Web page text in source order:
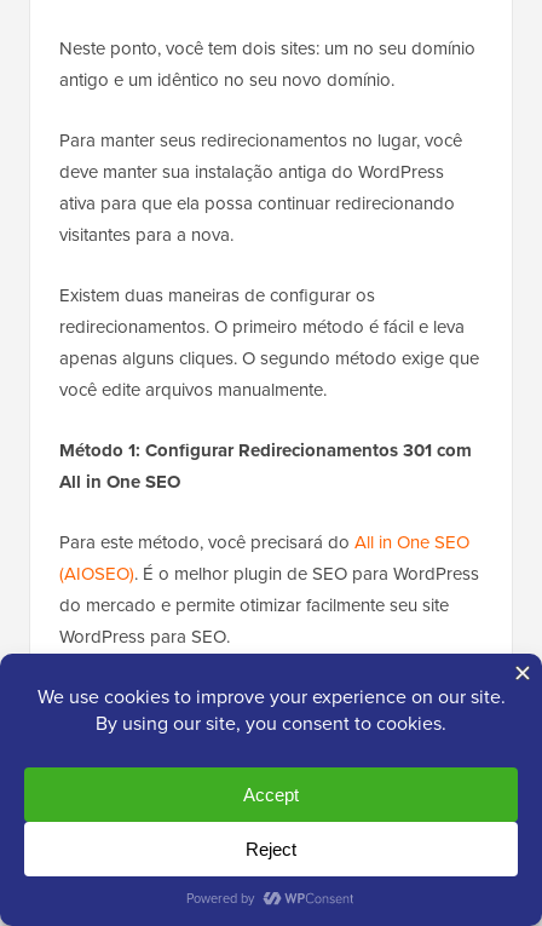
Neste ponto, você tem dois sites: um no seu domínio
antigo e um idêntico no seu novo domínio.
Para manter seus redirecionamentos no lugar, você
deve manter sua instalação antiga do WordPress
ativa para que ela possa continuar redirecionando
visitantes para a nova.
Existem duas maneiras de configurar os
redirecionamentos. O primeiro método é fácil e leva
apenas alguns cliques. O segundo método exige que
você edite arquivos manualmente.
Método 1: Configurar Redirecionamentos 301 com
All in One SEO
Para este método, você precisará do All in One SEO
(AIOSEO). É o melhor plugin de SEO para WordPress
do mercado e permite otimizar facilmente seu site
WordPress para SEO.
Primeiro, você precisa voltar ao painel do WordPress
do seu site antigo. Em seguida, instale e ative o
guia passo a passo sobrecomo instalar um plugin
do WordPress.
: Você precisará de pelo menos a